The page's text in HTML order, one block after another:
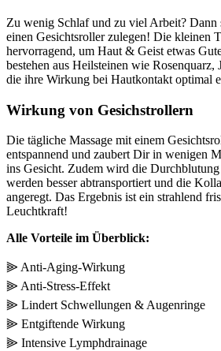
Zu wenig Schlaf und zu viel Arbeit?
einen Gesichtsroller zulegen! Die kleinen
hervorragend, um Haut & Geist etwas
bestehen aus Heilsteinen wie Rosenquarz,
die ihre Wirkung bei Hautkontakt optimal
Wirkung von Gesichstrollern
Die tägliche Massage mit einem
entspannend und zaubert Dir in wenigen
ins Gesicht. Zudem wird die
werden besser abtransportiert und die
angeregt. Das Ergebnis ist ein strahlend
Leuchtkraft!
Alle Vorteile im Überblick:
⫸ Anti-Aging-Wirkung
⫸ Anti-Stress-Effekt
⫸ Lindert Schwellungen & Augenringe
⫸ Entgiftende Wirkung
⫸ Intensive Lymphdrainage